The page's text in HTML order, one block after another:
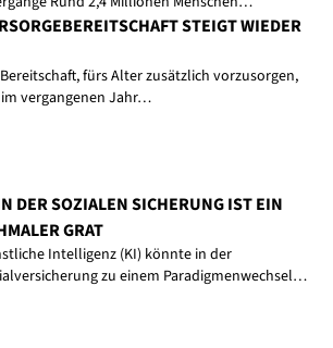
STEIGT WIEDER
fürs Alter zusätzlich vorzusorgen,
vergangenen Jahr…
DER SOZIALEN SICHERUNG IST EIN
GRAT
Intelligenz (KI) könnte in der
zu einem Paradigmenwechsel…